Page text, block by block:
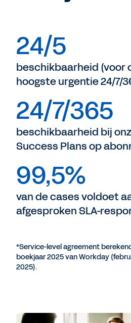
24/5
beschikbaarheid (voor
hoogste urgentie 24/7/
24/7/365
beschikbaarheid bij
Success Plans op
99,5%
van de cases voldoet
afgesproken SLA-
*Service-level agreement
boekjaar 2025 van Workday
2025).